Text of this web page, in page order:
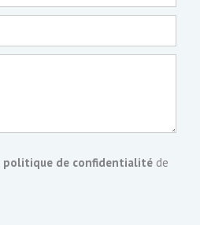
politique de confidentialité de